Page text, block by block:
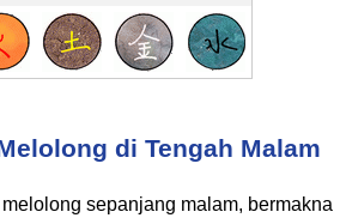
di Tengah Malam
sepanjang malam, bermakna